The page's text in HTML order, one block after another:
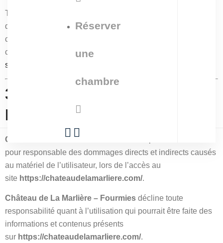
Réserver
une
chambre
Toute exploitation non autorisée du site ou de l’un
quelconque des éléments qu’il contient sera considérée
comme constitutive d’une contrefaçon et poursuivie
conformément aux dispositions des articles
suivants du Code de Propriété Intellectuelle
3 – Limitations De
Responsabilité.
Château de La Marlière – Fourmies
pour responsable des dommages directs et indirects causés
au matériel de l’utilisateur, lors de l’accès au
site https://chateaudelamarliere.com/.
Château de La Marlière – Fourmies décline toute
responsabilité quant à l’utilisation qui pourrait être faite des
informations et contenus présents
sur https://chateaudelamarliere.com/.